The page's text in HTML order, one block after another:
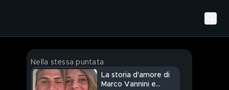
Nella stessa puntata
La storia d'amore di
Marco Vannini e